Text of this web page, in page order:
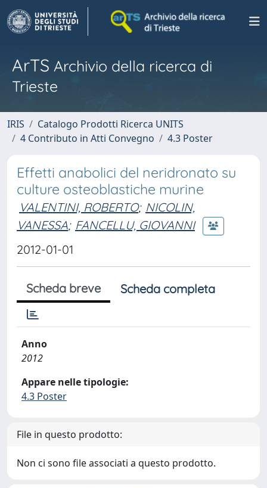
ArTS Archivio della ricerca di
Trieste
IRIS
Catalogo Prodotti Ricerca UNITS
4 Contributo in Atti Convegno
4.3 Poster
Effetti anabolici del neridronato su
culture osteoblastiche murine
VALENTINI, ROBERTO; NICOLIN,
VANESSA; FANCELLU, GIOVANNI
2012-01-01
Scheda breve Scheda completa
Anno
2012
Appare nelle tipologie:
4.3 Poster
File in questo prodotto:
Non ci sono file associati a questo prodotto.